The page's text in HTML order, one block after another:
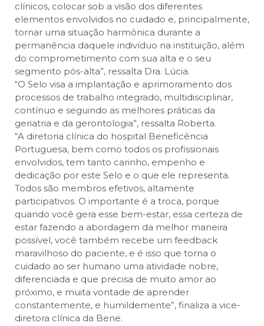
clínicos, colocar sob a visão dos diferentes
elementos envolvidos no cuidado e, principalmente,
tornar uma situação harmônica durante a
permanência daquele indivíduo na instituição, além
do comprometimento com sua alta e o seu
segmento pós-alta”, ressalta Dra. Lúcia.
“O Selo visa a implantação e aprimoramento dos
processos de trabalho integrado, multidisciplinar,
contínuo e seguindo as melhores práticas da
geriatria e da gerontologia”, ressalta Roberta.
“A diretoria clínica do hospital Beneficência
Portuguesa, bem como todos os profissionais
envolvidos, tem tanto carinho, empenho e
dedicação por este Selo e o que ele representa.
Todos são membros efetivos, altamente
participativos. O importante é a troca, porque
quando você gera esse bem-estar, essa certeza de
estar fazendo a abordagem da melhor maneira
possível, você também recebe um feedback
maravilhoso do paciente, e é isso que torna o
cuidado ao ser humano uma atividade nobre,
diferenciada e que precisa de muito amor ao
próximo, e muita vontade de aprender
constantemente, e humildemente”, finaliza a vice-
diretora clínica da Bene.